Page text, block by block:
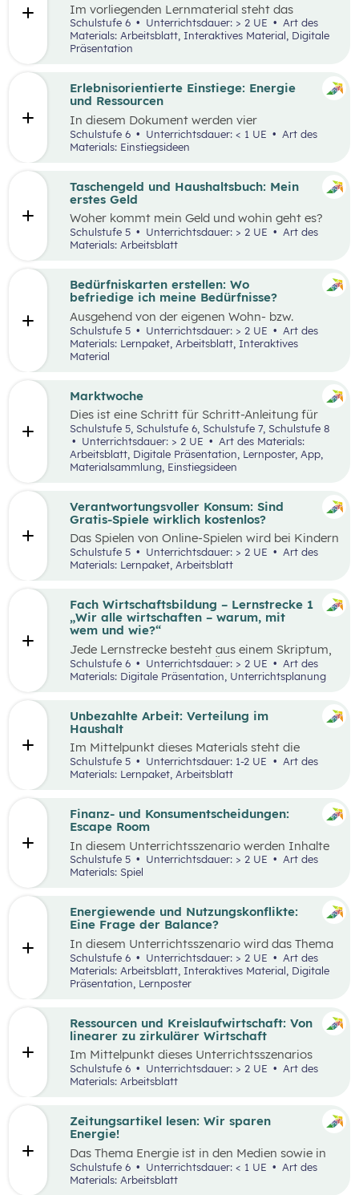
Energiewende und Nutzungskonflikte:
Eine Frage der Balance?
In diesem Unterrichtsszenario wird das Thema
Energiewende und damit einhergehende
Nutzungskonflikte behandelt. Methodisch wird
zuerst mit einem Wimmelbild gearbeitet, auf
dem unterschiedliche Szenen und Darstellungen
einhergehender Konflikte zu finden sind.
Schulstufe 6 Unterrichtsdauer: > 2 UE
Materials: Arbeitsblatt, Interaktives Material, Digitale
Präsentation, Lernposter
Ressourcen und Kreislaufwirtschaft: Von
linearer zu zirkulärer Wirtschaft
Im Mittelpunkt dieses Unterrichtsszenarios
steht ein sprachsensibel aufbereiteter Text zum
Thema verantwortungsvoller Umgang mit
„Wohin?“ gestellt und die Konzepte „lineares
Wirtschaften” und „Kreislaufwirtschaft”
erarbeitet.
Schulstufe 6 Unterrichtsdauer: > 2 UE
Art des
Materials: Arbeitsblatt
Erlebnisorientierte Einstiege: Energie
und Ressourcen
In diesem Dokument werden vier
Einstiegsideen für den Kompetenzbereich
„Nachhaltiger Umgang mit Energie und
Ressourcen“ präsentiert.
Schulstufe 6 Unterrichtsdauer: < 1 UE
Materials: Einstiegsideen
Unbezahlte Arbeit: Verteilung im
Haushalt
Im Mittelpunkt dieses Materials steht die
Auseinandersetzung mit (unbezahlter) Arbeit
und deren Verteilung. Der Schwerpunkt liegt
Beispielen wird an die Lebenswelt der
Schüler:innen angeknüpft, die selbst unbezahlte
Tätigkeiten im Haushalt aufzeichnen und deren
Verteilung reflektieren.
Schulstufe 5 Unterrichtsdauer: 1-2 UE
Materials: Lernpaket, Arbeitsblatt
Bedürfniskarten erstellen: Wo
befriedige ich meine Bedürfnisse?
Ausgehend von der eigenen Wohn- bzw.
Schulortgemeinde sollen die Schüler:innen ihre
Umgebung analysieren und eine eigene
Bedürfniskarte (mit Scribble Maps) erstellen
befriedige ich meine Bedürfnisse?“ Der Fokus
Bedürfnisbefriedigung durch Unternehmen.
Schulstufe 5 Unterrichtsdauer: > 2 UE
Materials: Lernpaket, Arbeitsblatt, Interaktives
Material
Finanz- und Konsumentscheidungen:
Escape Room
In diesem Unterrichtsszenario werden Inhalte
desKompetenzbereichs„Leben und
Wirtschaften im eigenen Umfeld“ spielerisch
Kooperation bei der Teamarbeit
zwischenmenschliche Kompetenzen zu stärken
und sogenannte 21
st
Schulstufe 5 Unterrichtsdauer: > 2 UE
Art des
Materials: Spiel
Taschengeld und Haushaltsbuch: Mein
erstes Geld
Woher kommt mein Geld und wohin geht es?
Was ist ein Haushaltsbuch und wofür brauche
ich es? Geld ist im Alltag vieler Mensch präsent
Schüler:innen an das Thema Geld herangeführt
werden.
Schulstufe 5 Unterrichtsdauer: > 2 UE
Art des
Materials: Arbeitsblatt
Verantwortungsvoller Konsum: Sind
Gratis-Spiele wirklich kostenlos?
Das Spielen von Online-Spielen wird bei Kindern
und Jugendlichen immer beliebter. Während
Spielen viele Vorteile mit sich bringt, ist es
aufmerksam zu machen. Das vorliegende Lehr-
und Lernmaterial setzt sich aus zwei
aufeinander aufbauenden Teilen zusammen, die
abgehandelt werden können.
Schulstufe 5 Unterrichtsdauer: > 2 UE
Art des
Materials: Lernpaket, Arbeitsblatt
Zeitungsartikel lesen: Wir sparen
Energie!
Das Thema Energie ist in den Medien sowie in
täglichen Gesprächen allgegenwärtig. Dabei
wird oft von hohem Energieverbrauch, von
Schulstufe 6 Unterrichtsdauer: < 1 UE
Materials: Arbeitsblatt
Im vorliegenden Lernmaterial steht das
selbstgesteuerte Lernen im Vordergrund. Es
werden die wesentlichen Ressourcen und
Energieträger für die Wirtschaft und unser
Schulstufe 6 Unterrichtsdauer: > 2 UE
Art des
Materials: Arbeitsblatt, Interaktives Material, Digitale
Präsentation
Fach Wirtschaftsbildung – Lernstrecke 1
„Wir alle wirtschaften – warum, mit
wem und wie?“
Jede Lernstrecke besteht aus einem Skriptum,
welches dazu dient einen Überblick über die
jeweilige Lernstrecke zu erhalten. Mit
dem eigenen Unterrichtsgegenstand
Wissen und entwickeln Fähigkeiten,
Einstellungen und Verhaltensbereitschaften, die
sie in ökonomisch geprägten Lebenssituationen
benötigen. Diese sollen ihnen dabei helfen,
ökonomische Herausforderungen, Aufgaben
und Problemstellungen erkennen, analysieren,
Schulstufe 6 Unterrichtsdauer: > 2 UE
Materials: Digitale Präsentation, Unterrichtsplanung
Marktwoche
Dies ist eine Schritt für Schritt-Anleitung für
Lehrer:innen, die mit Jugendlichen ein echtes
Verkaufserlebnis organisieren wollen: Vom
Einstieg(Was haben Jugendliche erfunden?)
überZiele setzen bis hin zum gesamten Design
Thinking-Prozess
Preis berechnen
beschrieben. Tipps und Tricks rund um den
Markt-Tag selbst, sowie ein Vorschlag, wie das
Erlebnis gefeiert und präsentiert werden kann,
sind ebenfalls enthalten.
Schulstufe 5, Schulstufe 6, Schulstufe 7, Schulstufe 8
Unterrichtsdauer: > 2 UE
Arbeitsblatt, Digitale Präsentation, Lernposter, App,
Materialsammlung, Einstiegsideen